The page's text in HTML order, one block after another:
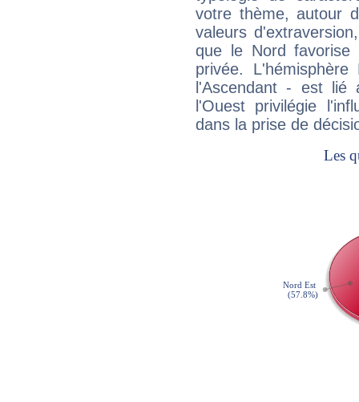
votre thème, autour
valeurs
que le Nord favorise
privée.
l'Ascendant - est
l'Ouest privilégie
dans la prise de